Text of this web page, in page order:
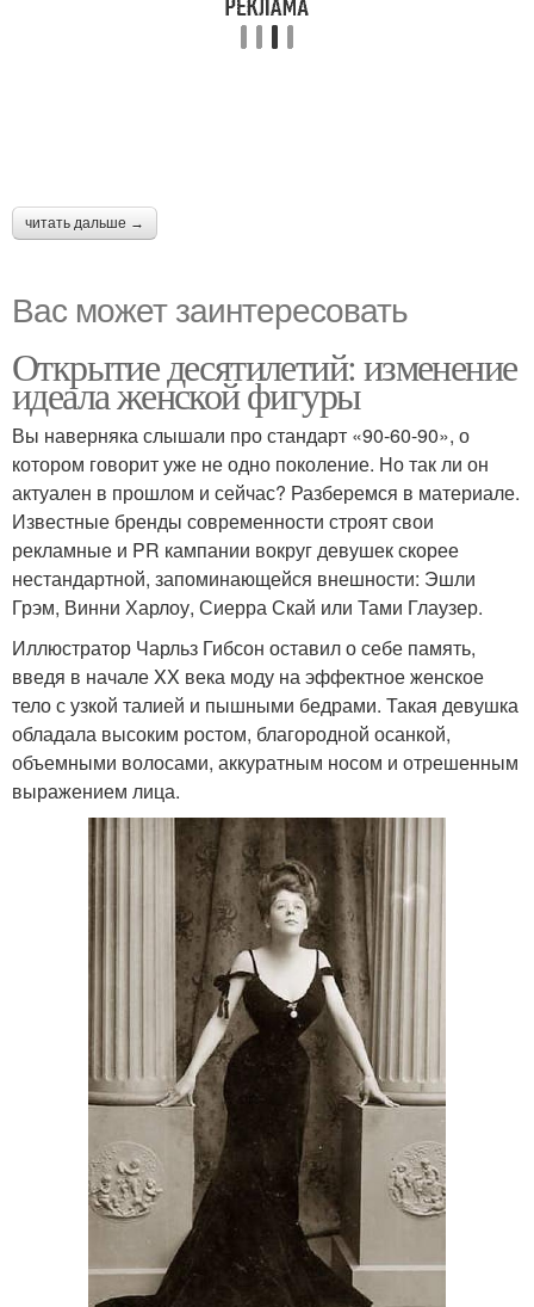
читать дальше →
Вас может заинтересовать
Открытие десятилетий: изменение
идеала женской фигуры
Вы наверняка слышали про стандарт «90-60-90», о
котором говорит уже не одно поколение. Но так ли он
актуален в прошлом и сейчас? Разберемся в материале.
Известные бренды современности строят свои
рекламные и PR кампании вокруг девушек скорее
нестандартной, запоминающейся внешности: Эшли
Грэм, Винни Харлоу, Сиерра Скай или Тами Глаузер.
Иллюстратор Чарльз Гибсон оставил о себе память,
введя в начале XX века моду на эффектное женское
тело с узкой талией и пышными бедрами. Такая девушка
обладала высоким ростом, благородной осанкой,
объемными волосами, аккуратным носом и отрешенным
выражением лица.